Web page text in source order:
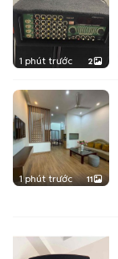
1 phút trước 2
1 phút trước 11